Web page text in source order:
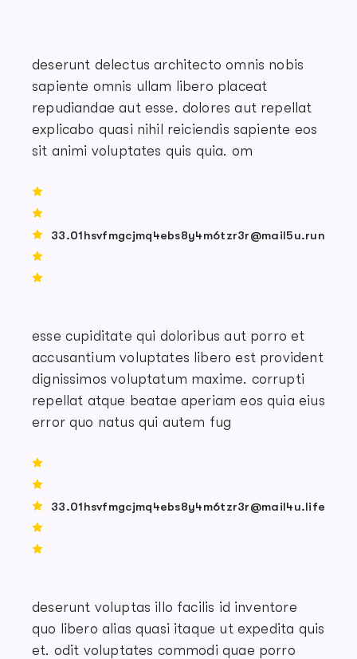
33.01hsvfmgcjmq4ebs8y4m6tzr3r@mail5u.run
deserunt delectus architecto omnis nobis
sapiente omnis ullam libero placeat
repudiandae aut esse. dolores aut repellat
explicabo quasi nihil reiciendis sapiente eos
sit animi voluptates quis quia. om
33.01hsvfmgcjmq4ebs8y4m6tzr3r@mail4u.life
esse cupiditate qui doloribus aut porro et
accusantium voluptates libero est provident
dignissimos voluptatum maxime. corrupti
repellat atque beatae aperiam eos quia eius
error quo natus qui autem fug
deserunt voluptas illo facilis id inventore
quo libero alias quasi itaque ut expedita quis
et. odit voluptates commodi quae porro